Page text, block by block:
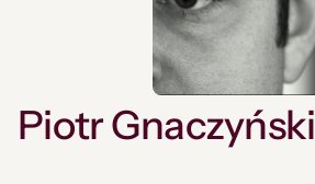
Piotr Gnaczyński